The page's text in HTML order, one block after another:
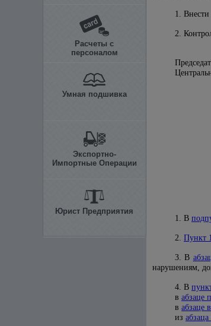
Расчеты с
персоналом
Умная подшивка
Экспортно-
Импортные Операции
Юрист Предприятия
1.
2.
1. В
2. Пункт
3. В
нарушениям,
4. В
в абзаце
в абзаце
из абзаца